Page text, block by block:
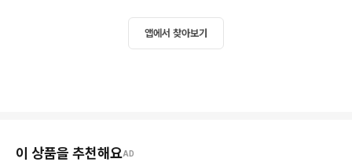
앱에서 찾아보기
이 상품을 추천해요AD